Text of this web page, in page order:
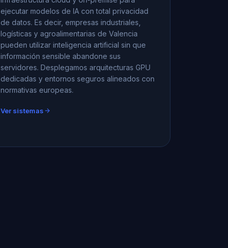
ejecutar modelos de IA con total privacidad
de datos. Es decir, empresas industriales,
logísticas y agroalimentarias de Valencia
pueden utilizar inteligencia artificial sin que
información sensible abandone sus
servidores. Desplegamos arquitecturas GPU
dedicadas y entornos seguros alineados con
normativas europeas.
Ver sistemas